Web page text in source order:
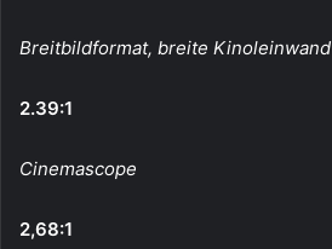
Breitbildformat, breite Kinoleinwand
2.39:1
Cinemascope
2,68:1